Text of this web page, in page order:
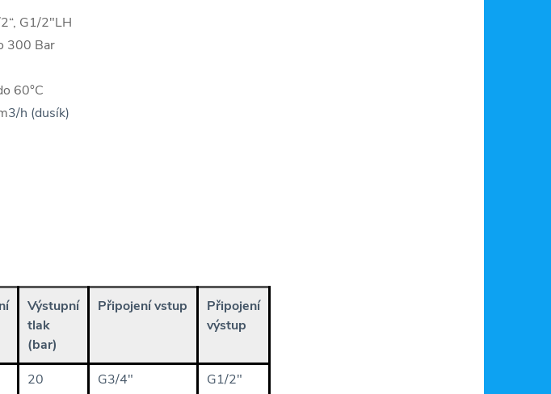
G1/2"LH
300 Bar
60°C
3/h (dusík)
Výstupní
tlak
(bar)
Připojení vstup
Připojení
výstup
20 G3/4"
G1/2"